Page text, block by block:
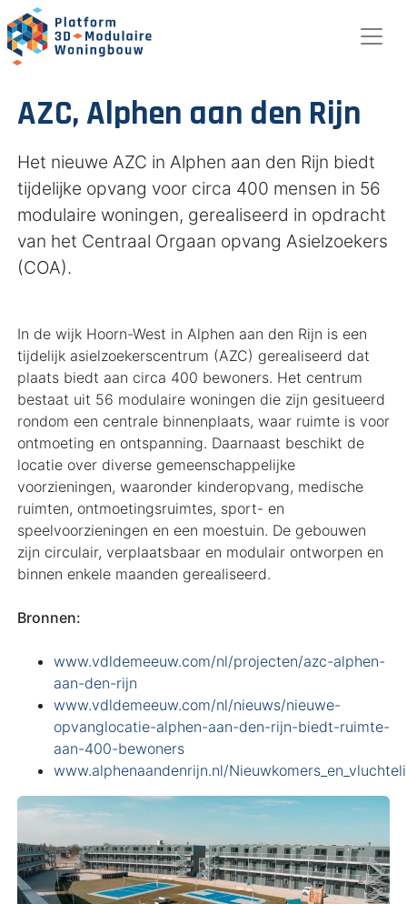
AZC, Alphen aan den Rijn
Het nieuwe AZC in Alphen aan den Rijn biedt
tijdelijke opvang voor circa 400 mensen in 56
modulaire woningen, gerealiseerd in opdracht
van het Centraal Orgaan opvang Asielzoekers
(COA).
In de wijk Hoorn-West in Alphen aan den Rijn is een
tijdelijk asielzoekerscentrum (AZC) gerealiseerd dat
plaats biedt aan circa 400 bewoners. Het centrum
bestaat uit 56 modulaire woningen die zijn gesitueerd
rondom een centrale binnenplaats, waar ruimte is voor
ontmoeting en ontspanning. Daarnaast beschikt de
locatie over diverse gemeenschappelijke
voorzieningen, waaronder kinderopvang, medische
ruimten, ontmoetingsruimtes, sport- en
speelvoorzieningen en een moestuin. De gebouwen
zijn circulair, verplaatsbaar en modulair ontworpen en
binnen enkele maanden gerealiseerd.
Bronnen:
www.vdldemeeuw.com/nl/projecten/azc-alphen-
aan-den-rijn
www.vdldemeeuw.com/nl/nieuws/nieuwe-
opvanglocatie-alphen-aan-den-rijn-biedt-ruimte-
aan-400-bewoners
www.alphenaandenrijn.nl/